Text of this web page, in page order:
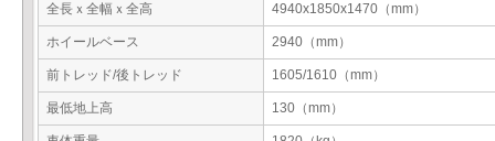
全長ｘ全幅ｘ全高 4940x1850x1470（mm）
ホイールベース 2940（mm）
前トレッド/後トレッド 1605/1610（mm）
最低地上高 130（mm）